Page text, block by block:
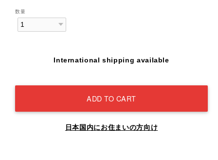
数量
International shipping available
ADD TO CART
日本国内にお住まいの方向け